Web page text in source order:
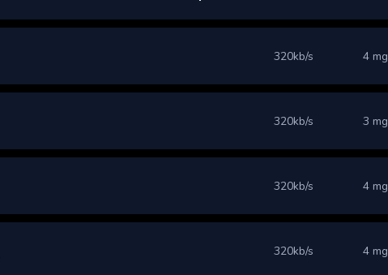
320kb/s 4 mg
320kb/s 3 mg
320kb/s 4 mg
320kb/s 4 mg